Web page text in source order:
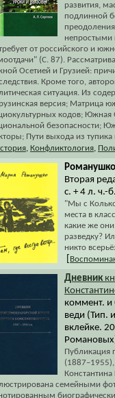
развития,
подлинной
непростыми
от российского и
(С. 87).
Осетией и Грузией:
Кроме того,
ситуация. Из
версия; Матрица
кодов; Южная
безопасности;
Пути выхода из тупика
, Конфликтология,
Вторая
с. + 4 л. ч.-
"Мы с
места в
какие же
разведку?
никто
Дневник
коммент. и
веди (Тип.
вклейке.
Публикация
(1887–1955),
семейными